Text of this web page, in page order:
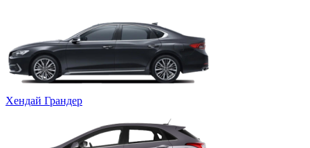
Хендай Грандер